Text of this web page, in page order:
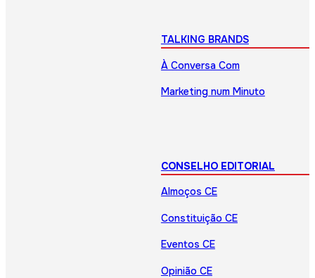
TALKING BRANDS
À Conversa Com
Marketing num Minuto
CONSELHO EDITORIAL
Almoços CE
Constituição CE
Eventos CE
Opinião CE